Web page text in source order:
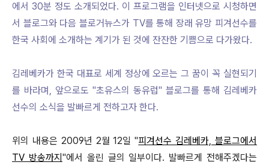
에서 30분 정도 소개되었다. 이 프로그램을 인터넷으로 시청하면
서 블로그와 다음 블로거뉴스가 TV를 통해 장래 유망 피겨선수를
한국 사회에 소개하는 계기가 된 것에 잔잔한 기쁨으로 다가왔다.
김레베카가 한국 대표로 세계 정상에 오르는 그 꿈이 꼭 실현되기
를 바라며, 앞으로도 "초유스의 동유럽" 블로그를 통해 김레베카
선수의 소식을 발빠르게 전하고자 한다.
위의 내용은 2009년 2월 12일 "피겨선수 김레베카, 블로그에서
TV 방송까지"에서 올린 글의 일부이다. 발빠르게 전해주겠다는